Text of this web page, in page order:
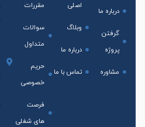
درباره ما
گرفتن
پروژه
مشاوره
اصلی
وبلاگ
درباره ما
تماس با ما
مقررات
سوالات
متداول
حریم
خصوصی
فرصت
های شغلی